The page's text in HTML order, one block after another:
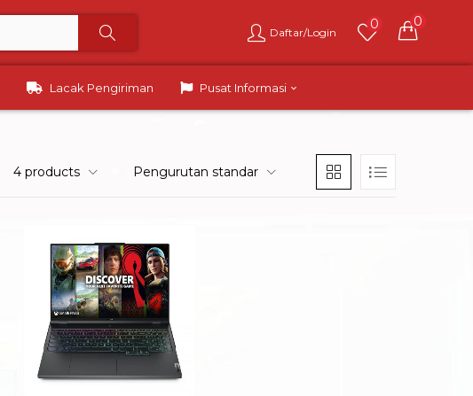
Daftar/Login
0 0
Lacak Pengiriman Pusat Informasi
4 products Pengurutan standar